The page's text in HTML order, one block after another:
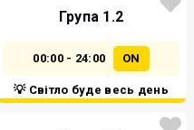
Група 1.2
00:00 - 24:00 ON
💡 Світло буде весь день